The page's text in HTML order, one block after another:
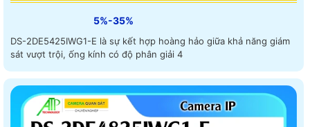
5%-35%
DS-2DE5425IWG1-E là sự kết hợp hoàng hảo giữa khả năng giám
sát vượt trội, ống kính có độ phân giải 4